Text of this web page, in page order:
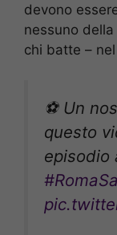
devono
nessuno
chi batte –
⚽️ Un
questo
episodio